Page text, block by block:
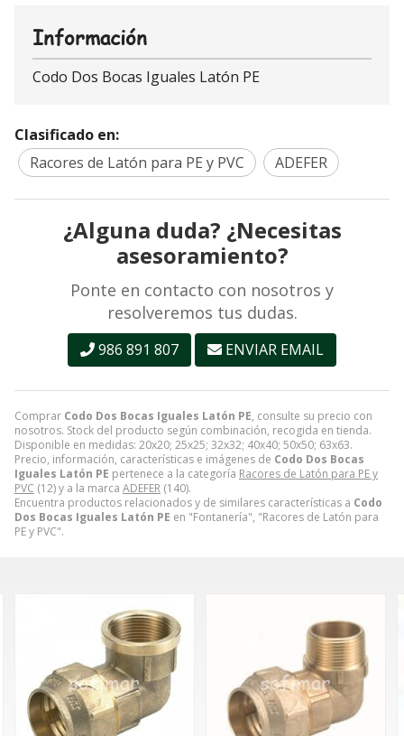
Comprar Codo Dos Bocas Iguales Latón PE, consulte su precio con
nosotros. Stock del producto según combinación, recogida en tienda.
Disponible en medidas: 20x20; 25x25; 32x32; 40x40; 50x50; 63x63.
Precio, información, características e imágenes de Codo Dos Bocas
Iguales Latón PE pertenece a la categoría Racores de Latón para PE y
PVC (12) y a la marca ADEFER (140).
Encuentra productos relacionados y de similares características a Codo
Dos Bocas Iguales Latón PE en "Fontanería", "Racores de Latón para
PE y PVC".
Información
Codo Dos Bocas Iguales Latón PE
Clasificado en:
Racores de Latón para PE y PVC
ADEFER
¿Alguna duda? ¿Necesitas
asesoramiento?
Ponte en contacto con nosotros y
resolveremos tus dudas.
986 891 807 ENVIAR EMAIL